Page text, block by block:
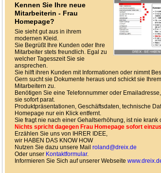
Kennen Sie Ihre neue
Mitarbeiterin - Frau
Homepage?
Sie sieht gut aus in ihrem
modernen Kleid.
Sie Begrüßt Ihre Kunden oder Ihre
Mitarbeiter stets freundlich. Egal zu
welcher Tagesszeit Sie sie
ansprechen.
Sie hilft ihren Kunden mit Informationen oder nimmt
Gern sucht sie Dokumente heraus und schickt sie
Mitarbeitern zu.
Benötigen Sie eine Telefonnummer oder
sie sofort parat.
Produktpräsentationen, Geschäftsdaten, technische
Homepage nur ein Klick entfernt.
Sie fragt nie nach einer Gehaltserhöhung, ist nie krank
Nichts spricht dagegen Frau Homepage sofort
Erzählen Sie uns von IHRER IDEE,
wir HABEN DAS KNOW HOW
Nutzen Sie dazu unsere Mail roland@dreix.de
Oder unser Kontaktformular.
Informieren Sie Sich auf unserer Webseite